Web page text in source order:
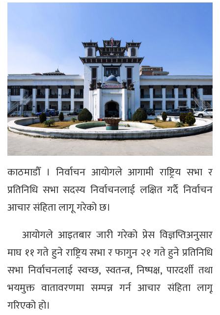
काठमाडौँ । निर्वाचन आयोगले आगामी राष्ट्रिय सभा र
प्रतिनिधि सभा सदस्य निर्वाचनलाई लक्षित गर्दै निर्वाचन
आचार संहिता लागू गरेको छ।
आयोगले आइतबार जारी गरेको प्रेस विज्ञप्तिअनुसार
माघ ११ गते हुने राष्ट्रिय सभा र फागुन २१ गते हुने प्रतिनिधि
सभा निर्वाचनलाई स्वच्छ, स्वतन्त्र, निष्पक्ष, पारदर्शी तथा
भयमुक्त वातावरणमा सम्पन्न गर्न आचार संहिता लागू
गरिएको हो।